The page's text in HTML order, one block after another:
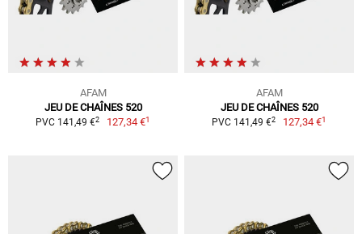
AFAM
JEU DE CHAÎNES 520
PVC 141,49 €2 127,34 €1
AFAM
JEU DE CHAÎNES 520
PVC 141,49 €2 127,34 €1